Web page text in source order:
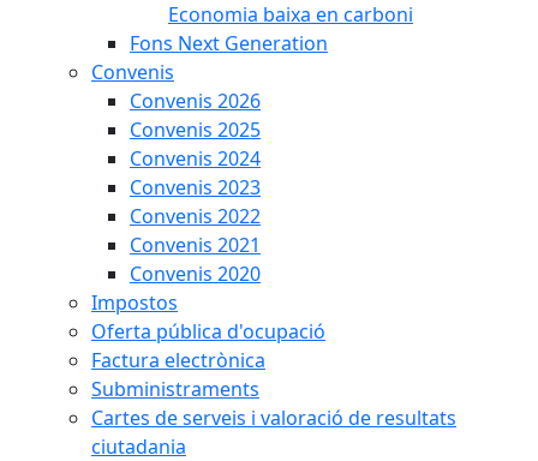
Economia baixa en carboni
Fons Next Generation
Convenis
Convenis 2026
Convenis 2025
Convenis 2024
Convenis 2023
Convenis 2022
Convenis 2021
Convenis 2020
Impostos
Oferta pública d'ocupació
Factura electrònica
Subministraments
Cartes de serveis i valoració de resultats
ciutadania